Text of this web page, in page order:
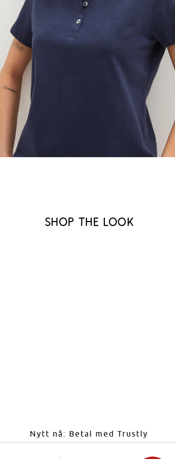
Shop the look
Nytt nå: Betal med Trustly